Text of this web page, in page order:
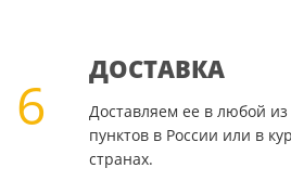
6
ДОСТАВКА
Доставляем ее в любой
пунктов в России или в
странах.